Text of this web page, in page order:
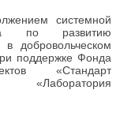
системной
по развитию
добровольческом
поддержке Фонда
«Стандарт
«Лаборатория